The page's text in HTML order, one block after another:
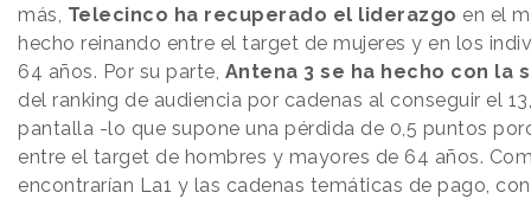
más, Telecinco ha recuperado el liderazgo en el
hecho reinando entre el target de mujeres y en los
64 años. Por su parte, Antena 3 se ha hecho con la
del ranking de audiencia por cadenas al conseguir el
pantalla -lo que supone una pérdida de 0,5 puntos
entre el target de hombres y mayores de 64 años.
encontrarían La1 y las cadenas temáticas de pago,